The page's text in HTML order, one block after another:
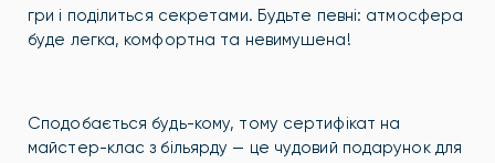
гри і поділиться секретами. Будьте певні: атмосфера
буде легка, комфортна та невимушена!
Сподобається будь-кому, тому сертифікат на
майстер-клас з більярду — це чудовий подарунок для